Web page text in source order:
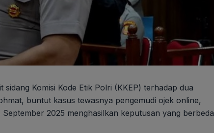
Komisi Kode Etik Polri (KKEP) terhadap dua
buntut kasus tewasnya pengemudi ojek online,
2025 menghasilkan keputusan yang berbeda